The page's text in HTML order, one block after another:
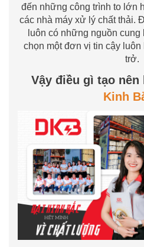
đến những công trình to lớn
các nhà máy xử lý chất thải.
luôn có những nguồn
chọn một đơn vị tin cậy
trở.
Vậy điều gì tạo nên
Kinh